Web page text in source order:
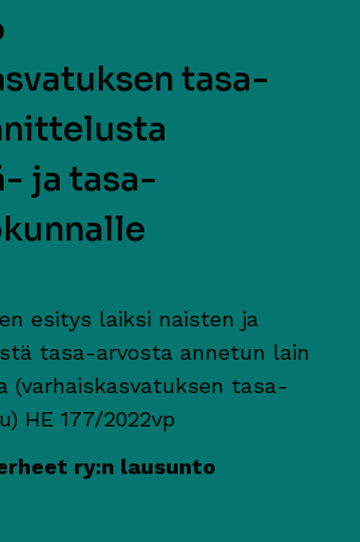
tasa-
ja tasa-
esitys laiksi naisten ja
tasa-arvosta annetun lain
(varhaiskasvatuksen tasa-
HE 177/2022vp
ry:n lausunto